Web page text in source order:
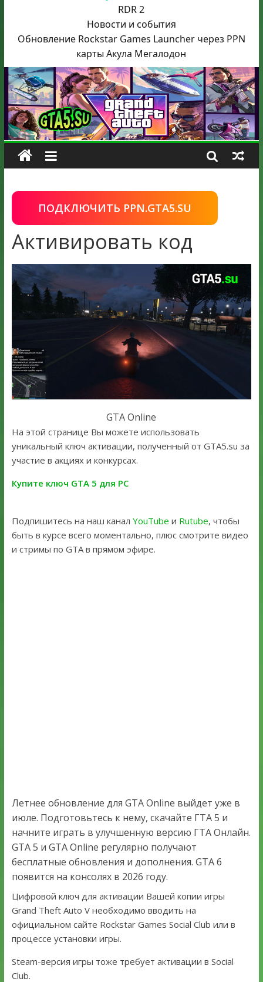
RDR 2
Новости и события
Обновление Rockstar Games Launcher через PPN
карты Акула Мегалодон
ПОДКЛЮЧИТЬ PPN.GTA5.SU
Активировать код
GTA Online
На этой странице Вы можете использовать
уникальный ключ активации, полученный от GTA5.su за
участие в акциях и конкурсах.
Купите ключ GTA 5 для PC
Подпишитесь на наш канал YouTube и Rutube, чтобы
быть в курсе всего моментально, плюс смотрите видео
и стримы по GTA в прямом эфире.
Летнее обновление для GTA Online выйдет уже в
июле. Подготовьтесь к нему, скачайте ГТА 5 и
начните играть в улучшенную версию ГТА Онлайн.
GTA 5 и GTA Online регулярно получают
бесплатные обновления и дополнения. GTA 6
появится на консолях в 2026 году.
Цифровой ключ для активации Вашей копии игры
Grand Theft Auto V необходимо вводить на
официальном сайте Rockstar Games Social Club или в
процессе установки игры.
Steam-версия игры тоже требует активации в Social
Club.